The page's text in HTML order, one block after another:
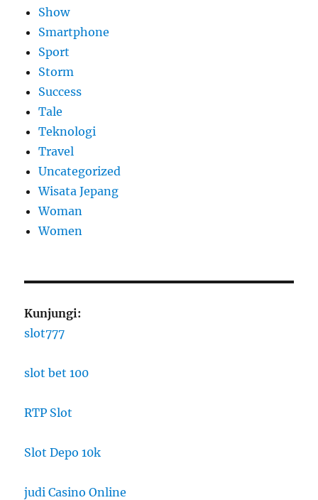
Show
Smartphone
Sport
Storm
Success
Tale
Teknologi
Travel
Uncategorized
Wisata Jepang
Woman
Women
Kunjungi:
slot777
slot bet 100
RTP Slot
Slot Depo 10k
judi Casino Online